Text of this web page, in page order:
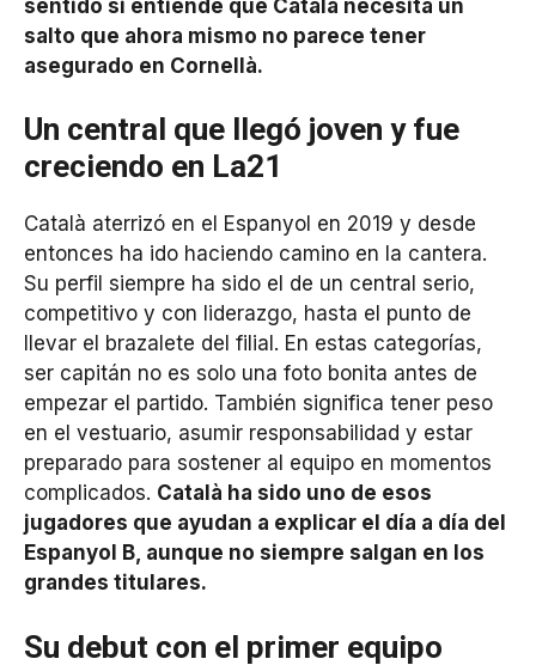
sentido si entiende que Català necesita un
salto que ahora mismo no parece tener
asegurado en Cornellà.
Un central que llegó joven y fue
creciendo en La21
Català aterrizó en el Espanyol en 2019 y desde
entonces ha ido haciendo camino en la cantera.
Su perfil siempre ha sido el de un central serio,
competitivo y con liderazgo, hasta el punto de
llevar el brazalete del filial. En estas categorías,
ser capitán no es solo una foto bonita antes de
empezar el partido. También significa tener peso
en el vestuario, asumir responsabilidad y estar
preparado para sostener al equipo en momentos
complicados. Català ha sido uno de esos
jugadores que ayudan a explicar el día a día del
Espanyol B, aunque no siempre salgan en los
grandes titulares.
Su debut con el primer equipo